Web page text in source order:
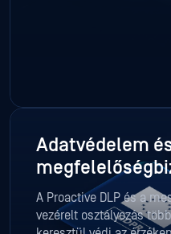
Adatvédelem
A Proactive DLP és a
vezérelt osztályozás